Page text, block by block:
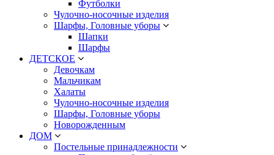
Футболки
Чулочно-носочные изделия
Шарфы, Головные уборы
Шапки
Шарфы
ДЕТСКОЕ
Девочкам
Мальчикам
Халаты
Чулочно-носочные изделия
Шарфы, Головные уборы
Новорожденным
ДОМ
Постельные принадлежности